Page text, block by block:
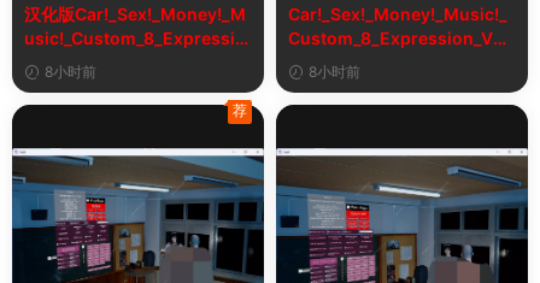
汉化版Car!_Sex!_Money!_M
usic!_Custom_8_Expressio
n_V2_1&车！性！钱！音乐！
自定义表情
8小时前
Car!_Sex!_Money!_Music!_
Custom_8_Expression_V2_
1
8小时前
荐